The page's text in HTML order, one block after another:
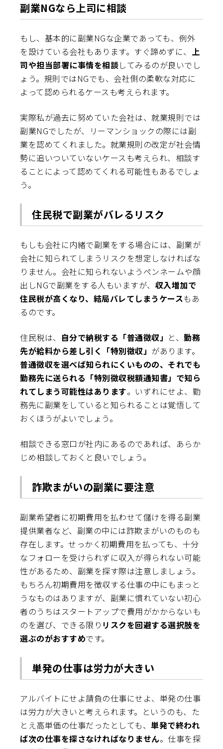
副業NGなら上司に相談
もし、基本的に副業NGな企業であっても、例外
を設けている会社もあります。すぐ諦めずに、 上
司や担当部署に事情を相談してみるのが良いでし
ょう。規則ではNGでも、会社側の柔軟な対応に
よって認められるケースも考えられます。
実際私が過去に努めていた会社は、就業規則では
副業NGでしたが、リーマンショックの際には副
業を認めてくれました。就業規則の改定が社会情
勢に追いついていないケースも考えられ、相談す
ることによって認めてくれる可能性もあるでしょ
う。
住民税で副業がバレるリスク
もしも会社に内緒で副業をする場合には、副業が
会社に知られてしまうリスクを想定しなければな
りません。会社に知られないようペンネームや顔
出しNGで副業をする人もいますが、 収入増加で
住民税が高くなり、結局バレてしまうケースもあ
るのです。
住民税は、 自分で納税する「普通徴収」 と、勤務
先が給料から差し引く「特別徴収」 があります。
普通徴収を選べば知られにくいものの、それでも
勤務先に送られる「特別徴収税額通知書」で知ら
れてしまう可能性はあります。いずれにせよ、勤
務先に副業をしていると知られることは覚悟して
おくほうがよいでしょう。
相談できる窓口が社内にあるのであれば、あらか
じめ相談しておくと良いでしょう。
詐欺まがいの副業に要注意
副業希望者に初期費用を払わせて儲けを得る副業
提供業者など、副業の中には詐欺まがいのものも
存在します。せっかく初期費用を払っても、十分
なフォローを受けられずに収入が得られない可能
性があるため、副業を探す際は注意しましょう。
もちろん初期費用を徴収する仕事の中にもまっと
うなものはありますが、副業に慣れていない初心
者のうちはスタートアップで費用がかからないも
のを選び、できる限り リスクを回避する選択肢を
選ぶのがおすすめです。
単発の仕事は労力が大きい
アルバイトにせよ請負の仕事にせよ、単発の仕事
は労力が大きいと考えられます。というのも、た
とえ高単価の仕事だったとしても、単発で終われ
ば次の仕事を探さなければなりません。仕事を探